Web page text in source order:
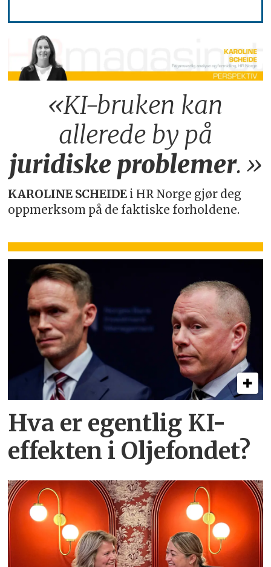
«KI-bruken kan
allerede by på
juridiske problemer.»
KAROLINE SCHEIDE i HR Norge gjør deg
oppmerksom på de faktiske forholdene.
Hva er egentlig KI-
effekten i Oljefondet?